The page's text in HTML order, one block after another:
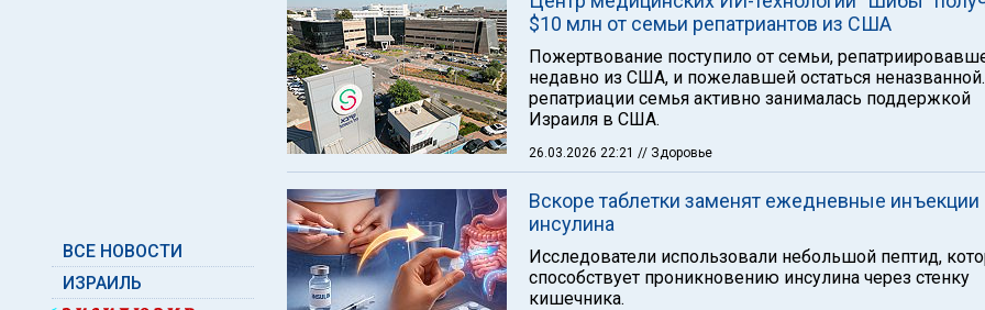
ВСЕ НОВОСТИ
ИЗРАИЛЬ
$10 млн от семьи репатриантов из США
Пожертвование поступило от семьи,
недавно из США, и пожелавшей остаться
репатриации семья активно занималась поддержкой
Израиля в США.
26.03.2026 22:21 // Здоровье
Вскоре таблетки заменят ежедневные инъекции
инсулина
Исследователи использовали небольшой пептид,
способствует проникновению инсулина через стенку
кишечника.